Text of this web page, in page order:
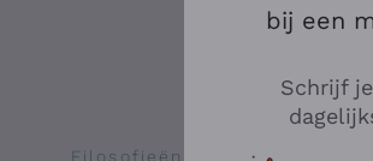
Filosofieën
bij een
Schrijf